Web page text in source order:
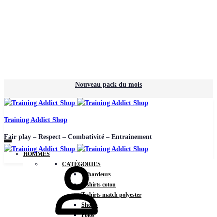
Nouveau pack du mois
Training Addict Shop
Fair play – Respect – Combativité – Entrainement
HOMMES
CATÉGORIES
Débardeurs
T-shirts coton
T-shirts match polyester
Shorts
Polos